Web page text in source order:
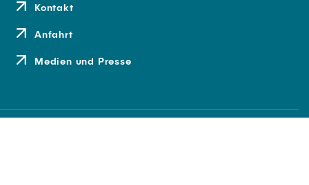
Kontakt
Anfahrt
Medien und Presse